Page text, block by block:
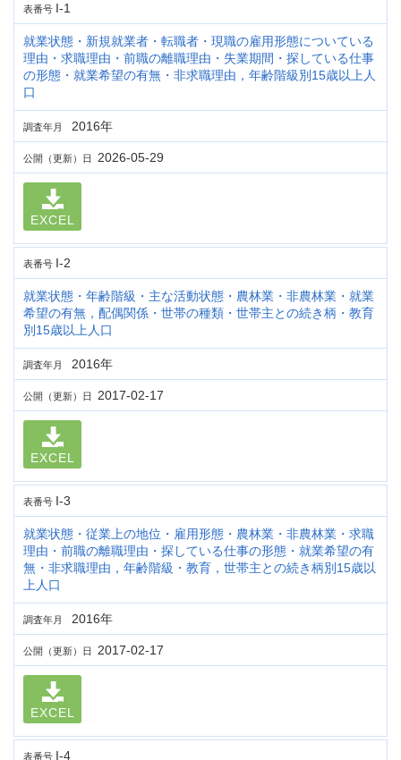
表番号 I-1
就業状態・新規就業者・転職者・現職の雇用形態についている
理由・求職理由・前職の離職理由・失業期間・探している仕事
の形態・就業希望の有無・非求職理由，年齢階級別15歳以上人
口
調査年月 2016年
公開（更新）日 2026-05-29
EXCEL
表番号 I-2
就業状態・年齢階級・主な活動状態・農林業・非農林業・就業
希望の有無，配偶関係・世帯の種類・世帯主との続き柄・教育
別15歳以上人口
調査年月 2016年
公開（更新）日 2017-02-17
EXCEL
表番号 I-3
就業状態・従業上の地位・雇用形態・農林業・非農林業・求職
理由・前職の離職理由・探している仕事の形態・就業希望の有
無・非求職理由，年齢階級・教育，世帯主との続き柄別15歳以
上人口
調査年月 2016年
公開（更新）日 2017-02-17
EXCEL
表番号 I-4